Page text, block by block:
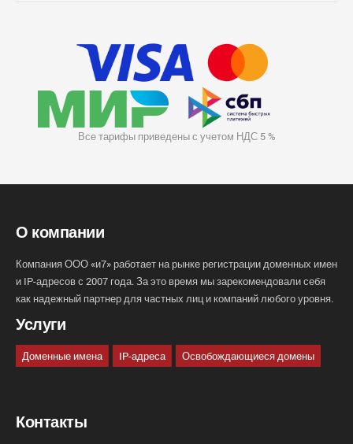
Все тарифы приведены с учетом НДС 5 %
О компании
Компания ООО «и7» работает на рынке регистрации доменных имен
и IP-адресов с 2007 года. За это время мы зарекомендовали себя
как надежный партнер для частных лиц и компаний любого уровня.
Услуги
Доменные имена IP-адреса Освобождающиеся домены
Контакты